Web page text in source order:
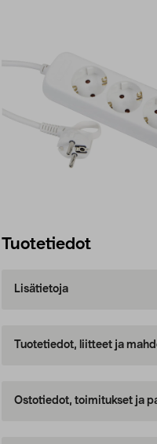
Tuotetiedot
Lisätietoja
Tuotetiedot, liitteet ja
Ostotiedot, toimitukset ja